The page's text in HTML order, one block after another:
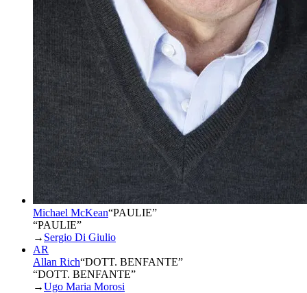
Michael McKean“PAULIE”
“PAULIE”
→ Sergio Di Giulio
AR
Allan Rich“DOTT. BENFANTE”
“DOTT. BENFANTE”
→Ugo Maria Morosi